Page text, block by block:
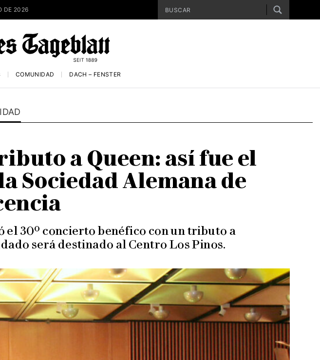
DE 2026
COMUNIDAD DACH – FENSTER
a Queen: así fue el
Sociedad Alemana de
el 30º concierto benéfico con un tributo a
será destinado al Centro Los Pinos.